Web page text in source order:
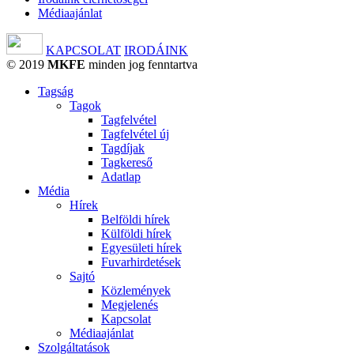
Médiaajánlat
KAPCSOLAT IRODÁINK
© 2019 MKFE minden jog fenntartva
Tagság
Tagok
Tagfelvétel
Tagfelvétel új
Tagdíjak
Tagkereső
Adatlap
Média
Hírek
Belföldi hírek
Külföldi hírek
Egyesületi hírek
Fuvarhirdetések
Sajtó
Közlemények
Megjelenés
Kapcsolat
Médiaajánlat
Szolgáltatások